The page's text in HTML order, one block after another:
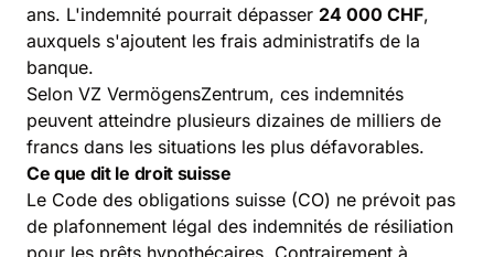
ans. L'indemnité pourrait dépasser 24 000 CHF,
auxquels s'ajoutent les frais administratifs de la
banque.
Selon VZ VermögensZentrum, ces indemnités
peuvent atteindre plusieurs dizaines de milliers de
francs dans les situations les plus défavorables.
Ce que dit le droit suisse
Le Code des obligations suisse (CO) ne prévoit pas
de plafonnement légal des indemnités de résiliation
pour les prêts hypothécaires. Contrairement à